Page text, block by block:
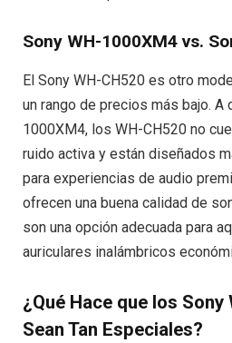
Sony WH-1000XM4 vs.
El Sony WH-CH520 es otro
un rango de precios más bajo.
1000XM4, los WH-CH520 no
ruido activa y están diseñados
para experiencias de audio
ofrecen una buena calidad de
son una opción adecuada para
auriculares inalámbricos
¿Qué Hace que los
Sean Tan Especiales?